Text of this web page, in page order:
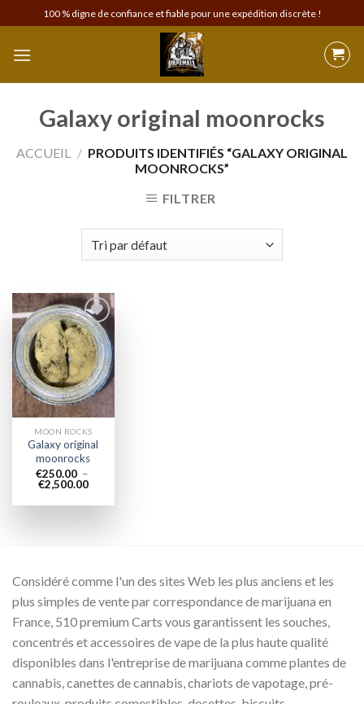
to
content
100 % digne de confiance et fiable pour une expédition discrète !
Galaxy original moonrocks
ACCUEIL / PRODUITS IDENTIFIÉS “GALAXY ORIGINAL
MOONROCKS”
FILTRER
Add to
wishlist
MOON ROCKS
Galaxy original
moonrocks
€250.00 –
€2,500.00Plage
prix :
Considéré comme l'un des sites Web les plus anciens et les
plus simples de vente par correspondance de marijuana en
France, 510 premium Carts vous garantissent les souches,
concentrés et accessoires de vape de la plus haute qualité
disponibles dans l'entreprise de marijuana comme plantes de
cannabis, canettes de cannabis, chariots de vapotage, pré-